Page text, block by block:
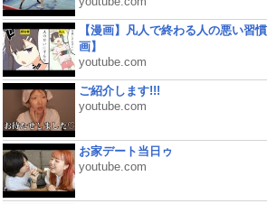
【漫画】凡人で終わる人の悪い習
画】
youtube.com
ご紹介します!!!
youtube.com
お家デート当日ゥ
youtube.com